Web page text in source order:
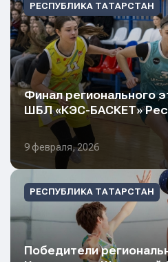
РЕСПУБЛИКА ТАТАРСТАН
Финал регионального
ШБЛ «КЭС-БАСКЕТ»
9 февраля, 2026
РЕСПУБЛИКА ТАТАРСТАН
Победители
Телефон
Сообщение
Нажимая кнопку
Телефон
Сообщение
Нажимая кнопку
Телефон
Сообщение